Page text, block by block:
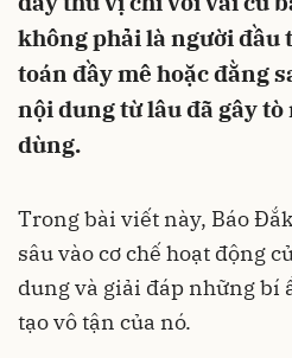
không phải là người đầu
toán đầy mê hoặc đằng
nội dung từ lâu đã gây tò
dùng.
Trong bài viết này, Báo
sâu vào cơ chế hoạt động
dung và giải đáp những bí
tạo vô tận của nó.